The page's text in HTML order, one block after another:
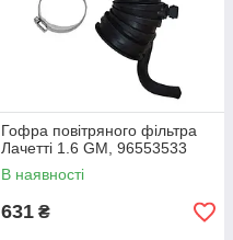
Гофра повітряного фільтра
Лачетті 1.6 GM, 96553533
В наявності
631 ₴